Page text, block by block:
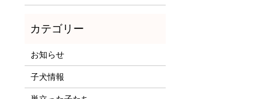
お知らせ
子犬情報